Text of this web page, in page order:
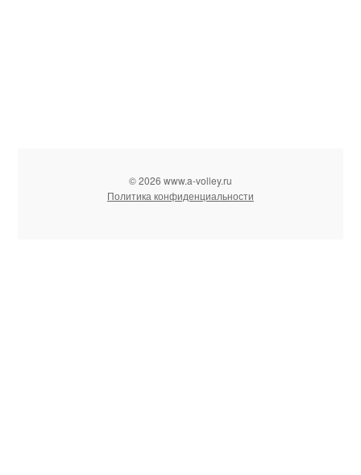
© 2026 www.a-volley.ru
Политика конфиденциальности